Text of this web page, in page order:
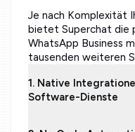
Je nach Komplexität
bietet Superchat die
WhatsApp Business
tausenden weiteren
1. Native
Software-Dienste